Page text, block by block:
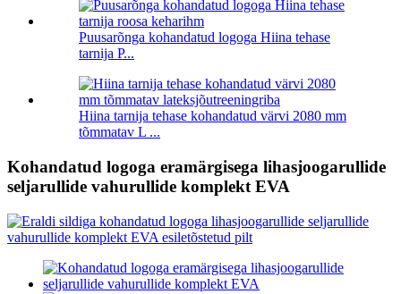
Puusarõnga kohandatud logoga Hiina tehase
tarnija P...
Hiina tarnija tehase kohandatud värvi 2080 mm
tõmmatav L ...
Kohandatud logoga eramärgisega lihasjoogarullide
seljarullide vahurullide komplekt EVA